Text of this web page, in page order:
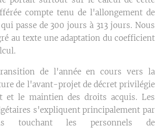
compte tenu de l'allongement de
passe de 300 jours à 313 jours. Nous
au texte une adaptation du coefficient
de l'année en cours vers la
de l'avant-projet de décret privilégie
et le maintien des droits acquis. Les
s'expliquent principalement par
touchant les personnels de